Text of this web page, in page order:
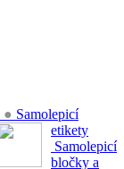
● Samolepicí
etikety
Samolepicí
bločky a